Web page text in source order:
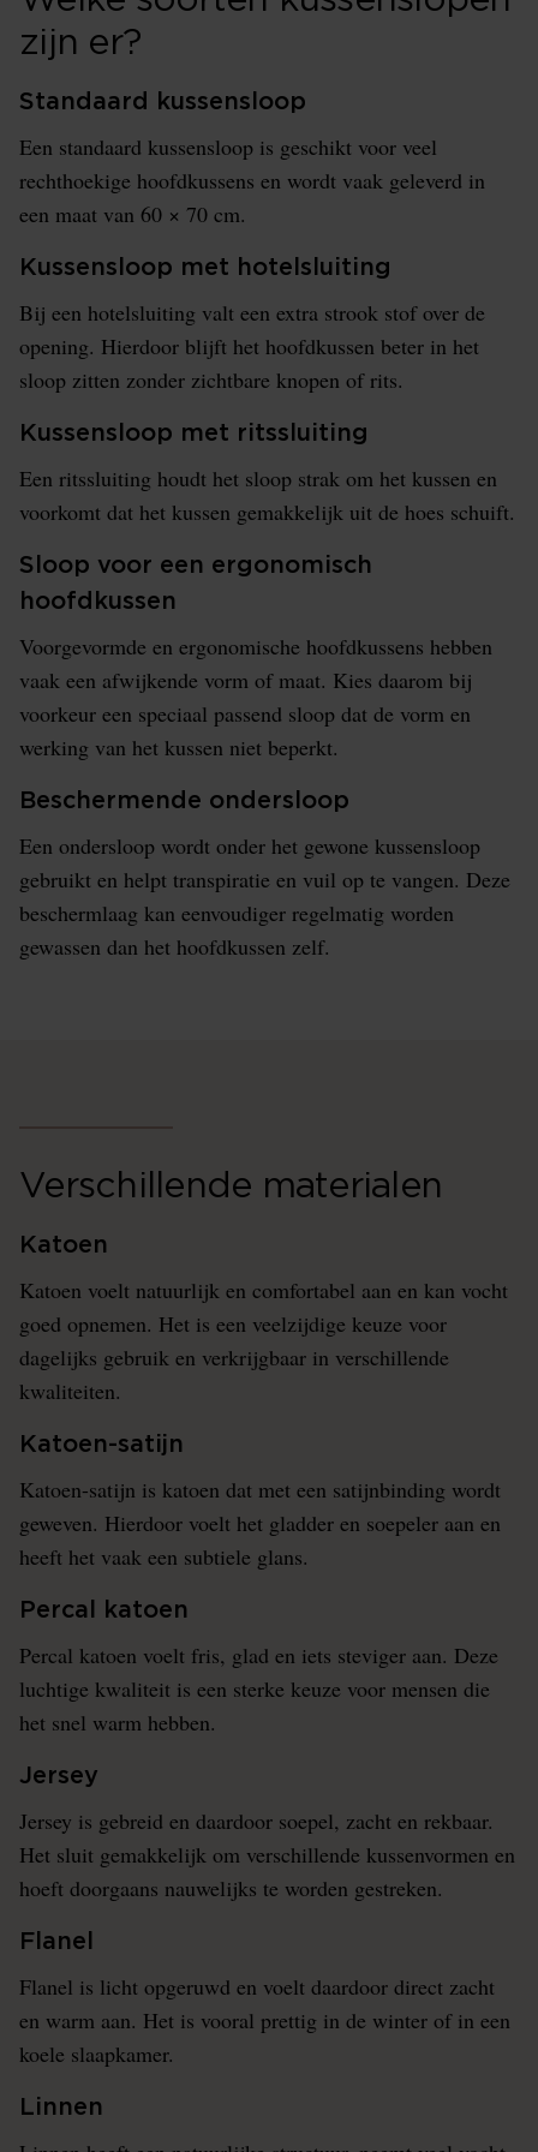
zijn er?
Standaard kussensloop
Een standaard kussensloop is geschikt voor veel
rechthoekige hoofdkussens en wordt vaak geleverd in
een maat van 60 × 70 cm.
Kussensloop met hotelsluiting
Bij een hotelsluiting valt een extra strook stof over de
opening. Hierdoor blijft het hoofdkussen beter in het
sloop zitten zonder zichtbare knopen of rits.
Kussensloop met ritssluiting
Een ritssluiting houdt het sloop strak om het kussen en
voorkomt dat het kussen gemakkelijk uit de hoes schuift.
Sloop voor een ergonomisch
hoofdkussen
Voorgevormde en ergonomische hoofdkussens hebben
vaak een afwijkende vorm of maat. Kies daarom bij
voorkeur een speciaal passend sloop dat de vorm en
werking van het kussen niet beperkt.
Beschermende ondersloop
Een ondersloop wordt onder het gewone kussensloop
gebruikt en helpt transpiratie en vuil op te vangen. Deze
beschermlaag kan eenvoudiger regelmatig worden
gewassen dan het hoofdkussen zelf.
Verschillende materialen
Katoen
Katoen voelt natuurlijk en comfortabel aan en kan vocht
goed opnemen. Het is een veelzijdige keuze voor
dagelijks gebruik en verkrijgbaar in verschillende
kwaliteiten.
Katoen-satijn
Katoen-satijn is katoen dat met een satijnbinding wordt
geweven. Hierdoor voelt het gladder en soepeler aan en
heeft het vaak een subtiele glans.
Percal katoen
Percal katoen voelt fris, glad en iets steviger aan. Deze
luchtige kwaliteit is een sterke keuze voor mensen die
het snel warm hebben.
Jersey
Jersey is gebreid en daardoor soepel, zacht en rekbaar.
Het sluit gemakkelijk om verschillende kussenvormen en
hoeft doorgaans nauwelijks te worden gestreken.
Flanel
Flanel is licht opgeruwd en voelt daardoor direct zacht
en warm aan. Het is vooral prettig in de winter of in een
koele slaapkamer.
Linnen